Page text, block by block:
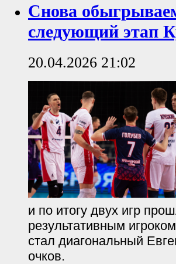
Снова
следующий этап
20.04.2026 21:02
и по итогу двух игр
результативным
стал диагональный
очков.